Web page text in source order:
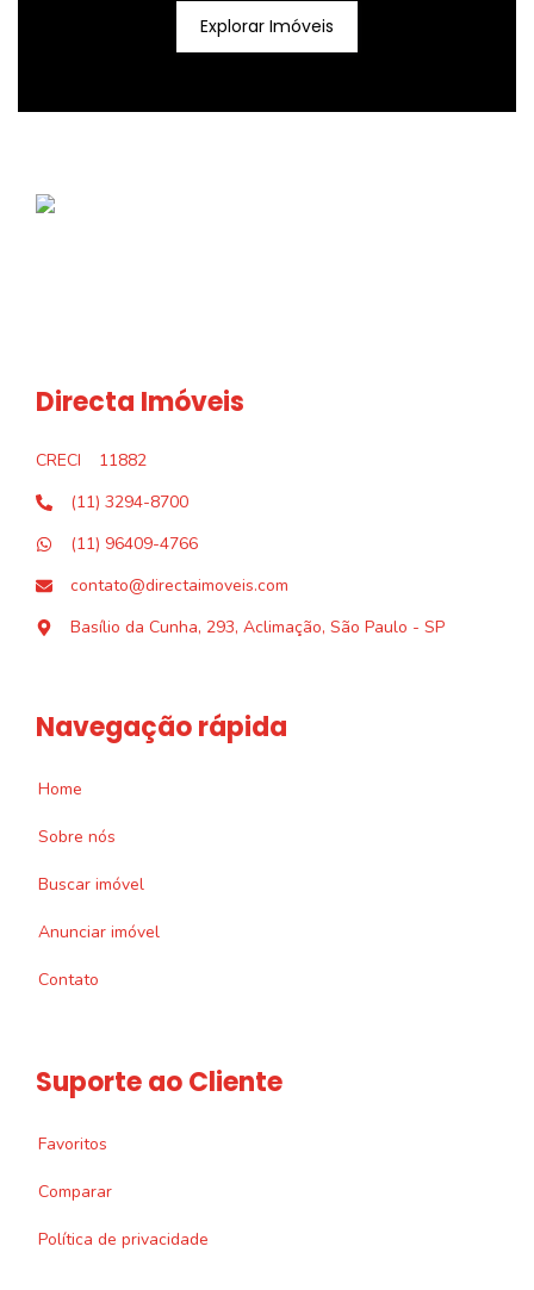
Explorar Imóveis
Directa Imóveis
CRECI
11882
(11) 3294-8700
(11) 96409-4766
contato@directaimoveis.com
Basílio da Cunha, 293, Aclimação, São Paulo - SP
Navegação rápida
Home
Sobre nós
Buscar imóvel
Anunciar imóvel
Contato
Suporte ao Cliente
Favoritos
Comparar
Política de privacidade